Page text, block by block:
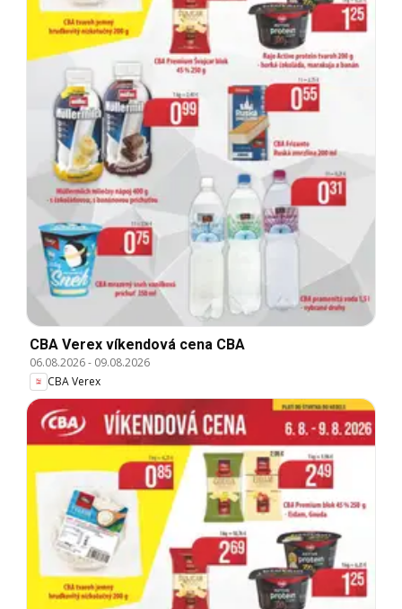
CBA Verex víkendová cena CBA
06.08.2026- 09.08.2026
CBA Verex